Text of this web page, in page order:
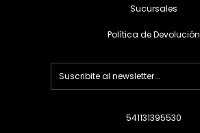
Sucursales
Política de Devolución
541131395530